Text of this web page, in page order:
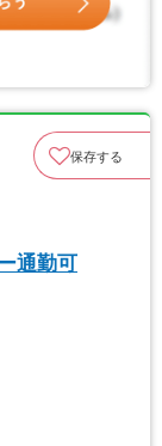
保存する
通勤可